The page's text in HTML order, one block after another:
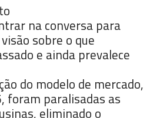
na conversa para
sobre o que
e ainda prevalece
do modelo de mercado,
foram paralisadas as
eliminado o